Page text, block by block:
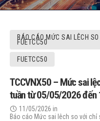
BÁO CÁO MỨC SAI LÊCH
FUETCC50
FUETCC50
TCCVNX50 – Mức sai
tuần từ 05/05/2026
11/05/2026 in
Báo cáo Mức sai lêch so với chỉ